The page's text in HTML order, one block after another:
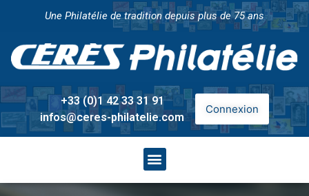
Une Philatélie de tradition depuis plus de 75 ans
+33 (0)1 42 33 31 91
infos@ceres-philatelie.com
Connexion